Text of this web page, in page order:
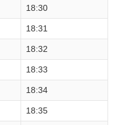
18:30
18:31
18:32
18:33
18:34
18:35